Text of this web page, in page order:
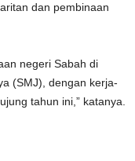
dan pembinaan
negeri Sabah di
(SMJ), dengan kerja-
tahun ini,” katanya.